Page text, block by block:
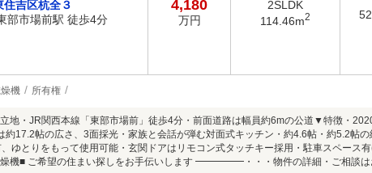
吉区杭全３
部市場前駅 徒歩4分
4,180
万円
2SLDK
114.46m2
機 所有権
地・JR関西本線「東部市場前」徒歩4分・前面道路は幅員約6mの公道▼特徴・
約17.2帖の広さ、3面採光・家族と会話が弾む対面式キッチン・約4.6帖・約5.2帖
ゆとりをもって使用可能・玄関ドアはリモコン式タッチキー採用・駐車スペース
機■ ご希望の住まい探しをお手伝いします ━━━━━・・・物件の詳細・ご相談は